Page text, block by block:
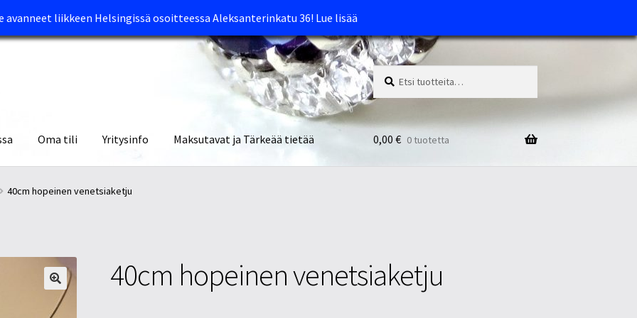
avanneet liikkeen Helsingissä osoitteessa Aleksanterinkatu 36! Lue lisää
Etsi:
Haku
Oma tili Yritysinfo Maksutavat ja Tärkeää tietää
Oma tili Ostoskori
0,00 € 0 tuotetta
40cm hopeinen venetsiaketju
40cm hopeinen venetsiaketju